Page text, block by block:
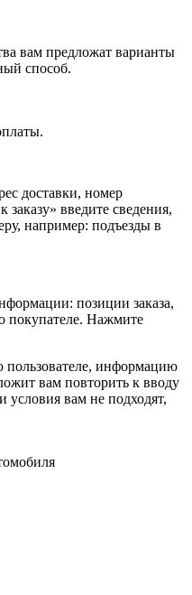
вам предложат варианты
способ.
доставки, номер
введите сведения,
например: подъезды в
позиции заказа,
покупателе. Нажмите
пользователе, информацию
вам повторить к вводу
условия вам не подходят,